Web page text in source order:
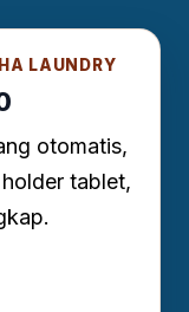
LAUNDRY
otomatis,
tablet,